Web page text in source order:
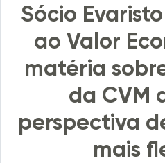
Sócio
ao Valor
matéria
da CVM
perspectiva
mais